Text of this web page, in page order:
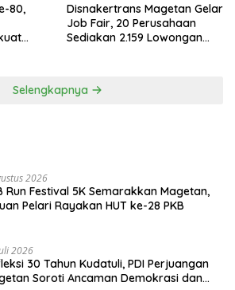
80,
Disnakertrans Magetan Gelar
Job Fair, 20 Perusahaan
Sediakan 2.159 Lowongan
Selengkapnya
2026
Run Festival 5K Semarakkan Magetan,
Pelari Rayakan HUT ke-28 PKB
2026
30 Tahun Kudatuli, PDI Perjuangan
Soroti Ancaman Demokrasi dan